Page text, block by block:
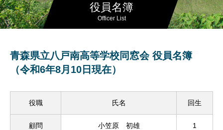
役員名簿
Officer List
青森県立八戸南高等学校同窓会 役員名簿
（令和6年8月10日現在）
役職 氏名 回生
顧問 小笠原 初雄 1